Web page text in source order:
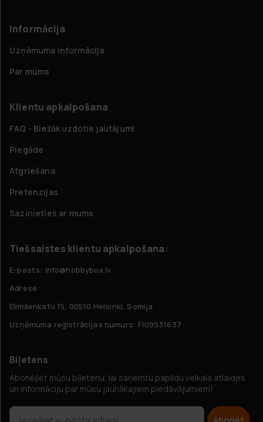
Informācija
Uzņēmuma informācija
Par mums
Klientu apkalpošana
FAQ - Biežāk uzdotie jautājumi
Piegāde
Atgriešana
Pretenzijas
Sazinieties ar mums
Tiešsaistes klientu apkalpošana:
E-pasts: info@hobbybox.lv
Adrese:
Elimäenkatu 15, 00510 Helsinki, Somija
Uzņēmuma reģistrācijas numurs: FI09931637
Biļetens
Abonējiet mūsu biļetenu, lai saņemtu papildu veikala atlaides
un informāciju par mūsu jaunākajiem piedāvājumiem!